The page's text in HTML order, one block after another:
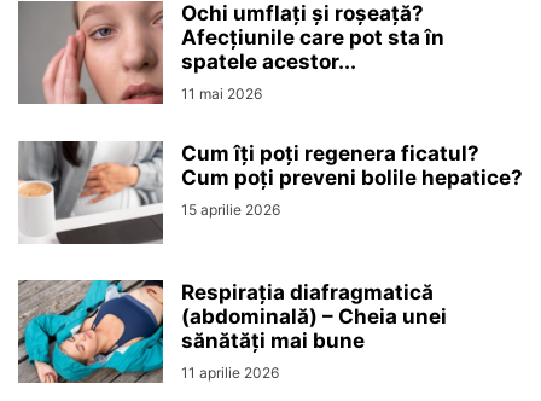
Ochi umflați și roșeață?
Afecțiunile care pot sta în
spatele acestor...
11 mai 2026
Cum îți poți regenera ficatul?
Cum poți preveni bolile hepatice?
15 aprilie 2026
Respirația diafragmatică
(abdominală) – Cheia unei
sănătăți mai bune
11 aprilie 2026